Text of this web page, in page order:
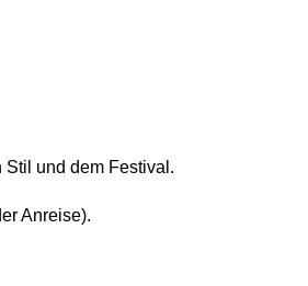
und dem Festival.
Anreise).